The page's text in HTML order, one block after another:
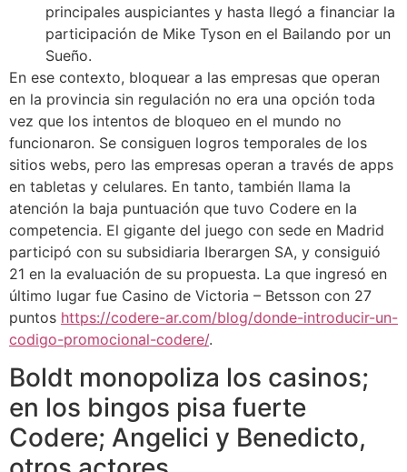
principales auspiciantes y hasta llegó a financiar la
participación de Mike Tyson en el Bailando por un
Sueño.
En ese contexto, bloquear a las empresas que operan
en la provincia sin regulación no era una opción toda
vez que los intentos de bloqueo en el mundo no
funcionaron. Se consiguen logros temporales de los
sitios webs, pero las empresas operan a través de apps
en tabletas y celulares. En tanto, también llama la
atención la baja puntuación que tuvo Codere en la
competencia. El gigante del juego con sede en Madrid
participó con su subsidiaria Iberargen SA, y consiguió
21 en la evaluación de su propuesta. La que ingresó en
último lugar fue Casino de Victoria – Betsson con 27
puntos https://codere-ar.com/blog/donde-introducir-un-
codigo-promocional-codere/.
Boldt monopoliza los casinos;
en los bingos pisa fuerte
Codere; Angelici y Benedicto,